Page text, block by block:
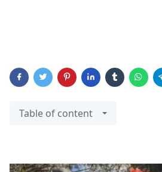
Table of content